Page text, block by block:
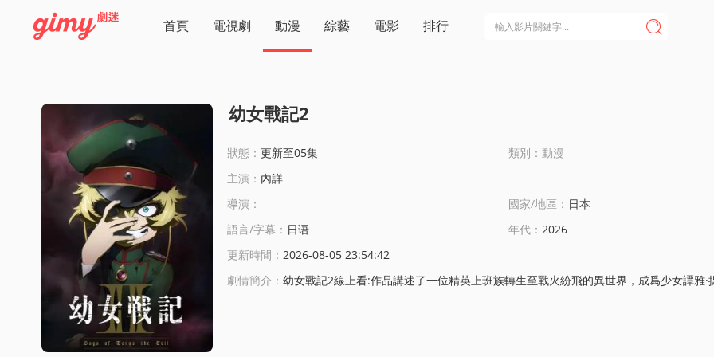
首頁 電視劇 動漫 綜藝 電影 排行 
幼女戰記2
狀態： 更新至05集
類別：動漫
主演： 內詳
導演：
國家/地區： 日本
語言/字幕： 日语 年代： 2026
更新時間： 2026-08-05 23:54:42
劇情簡介： 幼女戰記2線上看:作品講述了一位精英上班族轉生至戰火紛飛的異世界，成爲少女譚雅·提古雷查夫，竝憑借前世的理智與知識在帝國軍中